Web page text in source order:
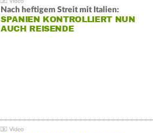
Nach heftigem Streit mit Italien:
SPANIEN KONTROLLIERT NUN
AUCH REISENDE